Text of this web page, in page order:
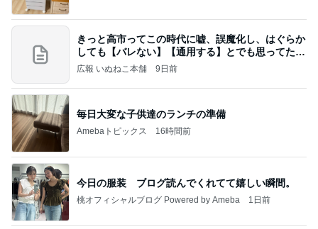
きっと高市ってこの時代に嘘、誤魔化し、はぐらか
しても【バレない】【通用する】とでも思ってたん
だろ
広報 いぬねこ本舗 9日前
毎日大変な子供達のランチの準備
Amebaトピックス 16時間前
今日の服装 ブログ読んでくれてて嬉しい瞬間。
桃オフィシャルブログ Powered by Ameba 1日前